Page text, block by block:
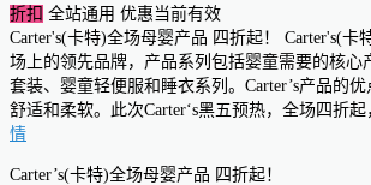
折扣
全站通用 优惠当前有效
Carter's(卡特)全场母婴产品 四折起！ Carter's(卡
场上的领先品牌，产品系列包括婴童需要的核心
套装、婴童轻便服和睡衣系列。Carter’s产品的优
舒适和柔软。此次Carter‘s黑五预热，全场四折
情
Carter’s(卡特)全场母婴产品 四折起！